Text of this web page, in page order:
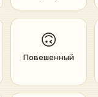
🙃
Повешенный